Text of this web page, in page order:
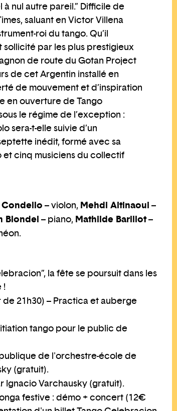
nul autre pareil.” Difficile de
saluant en Victor Villena
roi du tango. Qu’il
sollicité par les plus prestigieux
de route du Gotan Project
de cet Argentin installé en
de mouvement et d’inspiration
en ouverture de Tango
le régime de l’exception :
sera-t-elle suivie d’un
inédit, formé avec sa
cinq musiciens du collectif
– violon, Mehdi Altinaoui –
Blondel – piano, Mathilde Barillot–
la fête se poursuit dans les
!
de 21h30) – Practica et auberge
tango pour le public de
de l'orchestre-école de
(gratuit).
Ignacio Varchausky (gratuit).
festive : démo + concert (12€